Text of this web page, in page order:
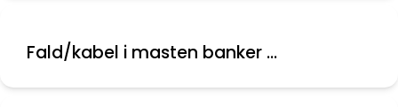
Fald/kabel i masten banker ...